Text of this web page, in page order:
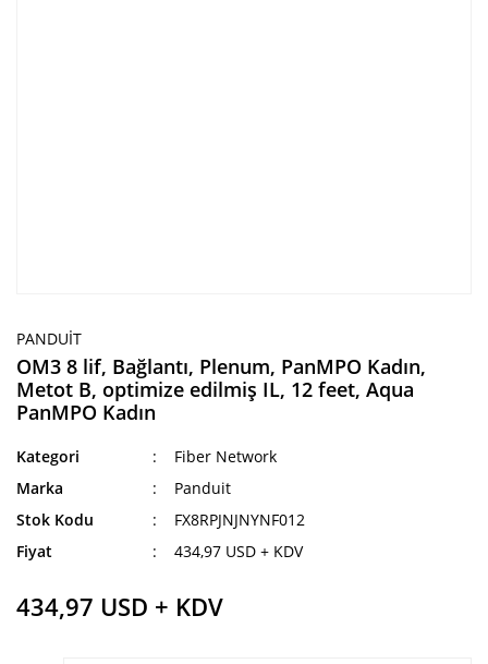
PANDUIT
OM3 8 lif, Bağlantı, Plenum, PanMPO Kadın,
Metot B, optimize edilmiş IL, 12 feet, Aqua
PanMPO Kadın
Kategori
Fiber Network
Marka
Panduit
Stok Kodu
FX8RPJNJNYNF012
Fiyat
434,97 USD + KDV
434,97 USD + KDV